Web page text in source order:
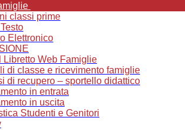
classi prime
Elettronico
Libretto Web Famiglie
di classe e ricevimento famiglie
di recupero – sportello didattico
in entrata
in uscita
Studenti e Genitori